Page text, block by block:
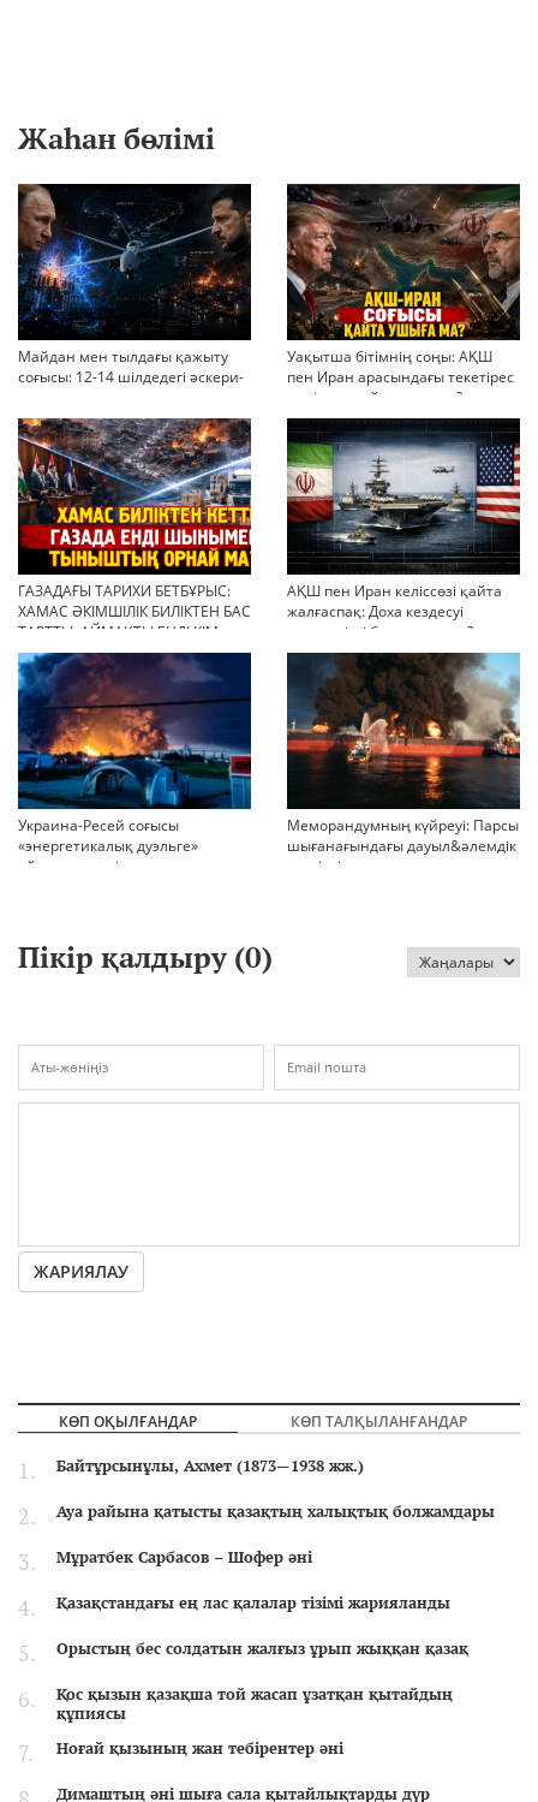
Жаһан бөлімі
Майдан мен тылдағы қажыту
соғысы: 12-14 шілдедегі әскери-
Уақытша бітімнің соңы: АҚШ
пен Иран арасындағы текетірес
неліктен қайта ушықты?
ГАЗАДАҒЫ ТАРИХИ БЕТБҰРЫС:
ХАМАС ӘКІМШІЛІК БИЛІКТЕН БАС
ТАРТТЫ. АЙМАҚТЫ ЕНДІ КІМ
БАСҚАРАДЫ?
АҚШ пен Иран келіссөзі қайта
жалғаспақ: Доха кездесуі
шиеленісті бәсеңдете ме?
Украина-Ресей соғысы
«энергетикалық дуэльге»
айналып кетті
Меморандумның күйреуі: Парсы
шығанағындағы дауыл&әлемдік
тәртіптің сын сағаты соғып тұр
Пікір қалдыру (0)
ЖАРИЯЛАУ
КӨП ОҚЫЛҒАНДАР КӨП ТАЛҚЫЛАНҒАНДАР
Байтұрсынұлы, Ахмет (1873—1938 жж.)
Ауа райына қатысты қазақтың халықтық болжамдары
Мұратбек Сарбасов – Шофер әні
Қазақстандағы ең лас қалалар тізімі жарияланды
Орыстың бес солдатын жалғыз ұрып жыққан қазақ
Қос қызын қазақша той жасап ұзатқан қытайдың
құпиясы
Ноғай қызының жан тебірентер әні
Димаштың әні шыға сала қытайлықтарды дүр